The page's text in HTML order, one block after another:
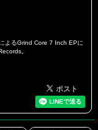
よるGrind Core 7 Inch EPに
。